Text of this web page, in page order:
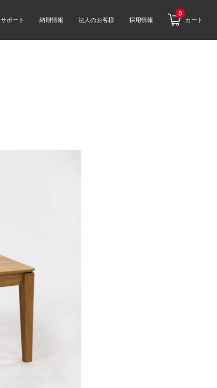
サポート 納期情報 法人のお客様 採用情報
0
カート